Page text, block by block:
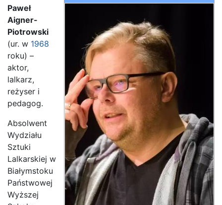
Paweł
Aigner-
Piotrowski
(ur. w 1968
roku) –
aktor,
lalkarz,
reżyser i
pedagog.
Absolwent
Wydziału
Sztuki
Lalkarskiej w
Białymstoku
Państwowej
Wyższej